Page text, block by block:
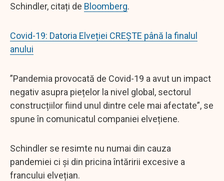
Schindler, citați de Bloomberg.
Covid-19: Datoria Elveției CREȘTE până la finalul
anului
”Pandemia provocată de Covid-19 a avut un impact
negativ asupra piețelor la nivel global, sectorul
construcțiilor fiind unul dintre cele mai afectate”, se
spune în comunicatul companiei elvețiene.
Schindler se resimte nu numai din cauza
pandemiei ci și din pricina întăririi excesive a
francului elvețian.